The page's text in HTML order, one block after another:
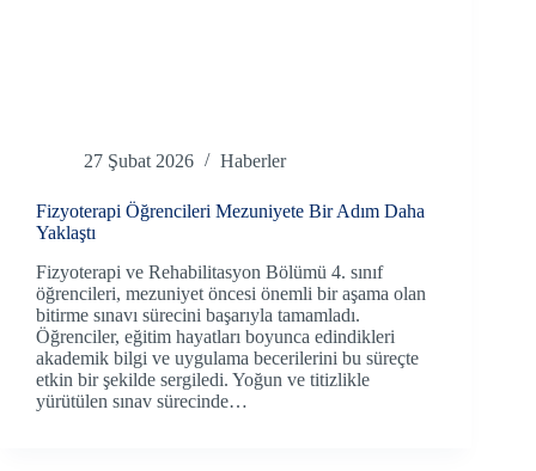
27 Şubat 2026 Haberler
Fizyoterapi Öğrencileri Mezuniyete Bir Adım Daha
Yaklaştı
Fizyoterapi ve Rehabilitasyon Bölümü 4. sınıf
öğrencileri, mezuniyet öncesi önemli bir aşama olan
bitirme sınavı sürecini başarıyla tamamladı.
Öğrenciler, eğitim hayatları boyunca edindikleri
akademik bilgi ve uygulama becerilerini bu süreçte
etkin bir şekilde sergiledi. Yoğun ve titizlikle
yürütülen sınav sürecinde…